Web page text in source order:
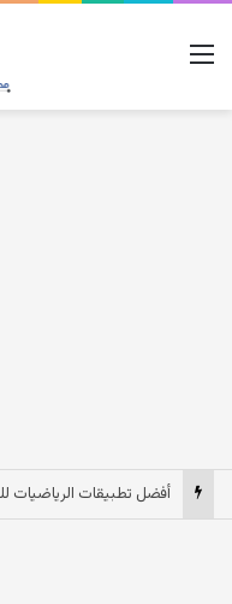
القائمة
أفضل تطبيقات الرياضيات